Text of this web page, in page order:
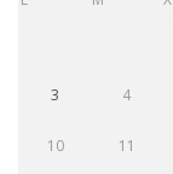
3 4
10 11